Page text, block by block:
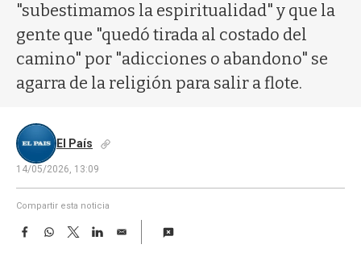
"subestimamos la espiritualidad" y que la
gente que "quedó tirada al costado del
camino" por "adicciones o abandono" se
agarra de la religión para salir a flote.
El País
14/05/2026, 13:09
Compartir esta noticia
F
W
T
w
L
E